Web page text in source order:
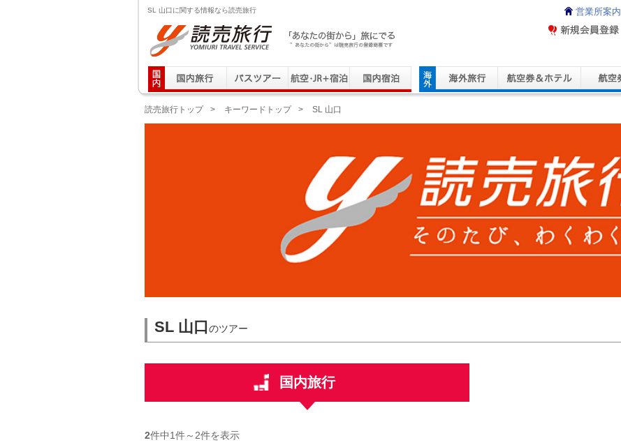
SL 山口に関する情報なら読売旅行
読売旅行 「あなたの街から」旅にでる｜Yomiuri Travel Service
営業所案内
読売旅行トップ > キーワードトップ > SL 山口
SL 山口のツアー
国内旅行
2件中1件～ 2件を表示